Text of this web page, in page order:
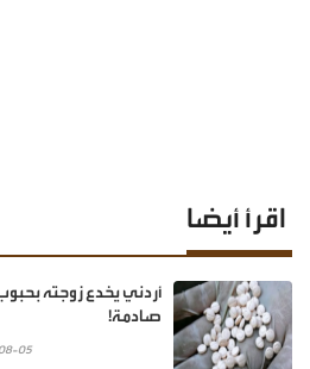
اقرأ أيضا
أردني يخدع زوجته
صادمة!
05